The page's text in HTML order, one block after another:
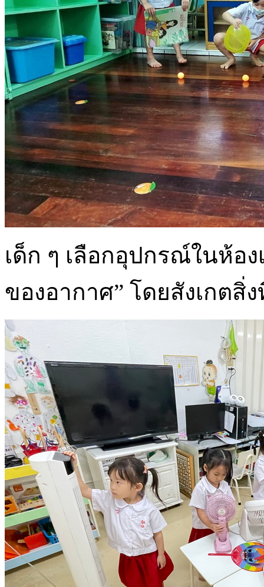
เด็ก ๆ เลือกอุปกรณ์ในห้อ
ของอากาศ” โดยสังเกตสิ่